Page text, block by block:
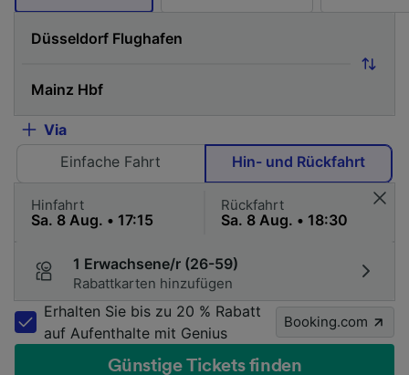
Via
Einfache Fahrt
Hin- und Rückfahrt
Hinfahrt Rückfahrt
1 Erwachsene/r (26-59)
Rabattkarten hinzufügen
Erhalten Sie bis zu 20 % Rabatt
auf Aufenthalte mit Genius
Booking.com
Günstige Tickets finden